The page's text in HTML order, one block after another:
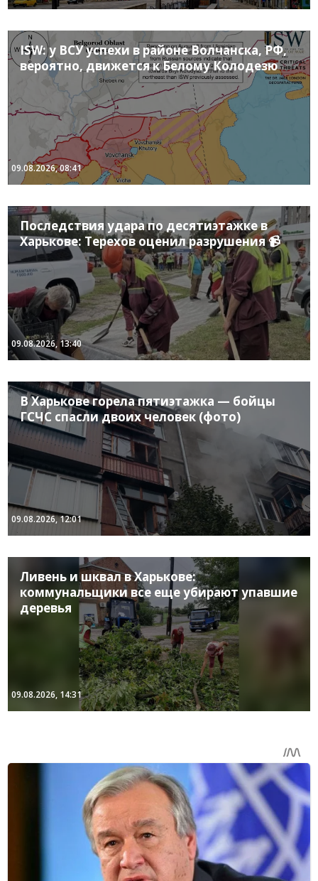
ISW: у ВСУ успехи в районе Волчанска, РФ,
вероятно, движется к Белому Колодезю
09.08.2026, 08:41
Последствия удара по десятиэтажке в
Харькове: Терехов оценил разрушения 📹
09.08.2026, 13:40
В Харькове горела пятиэтажка — бойцы
ГСЧС спасли двоих человек (фото)
09.08.2026, 12:01
Ливень и шквал в Харькове:
коммунальщики все еще убирают упавшие
деревья
09.08.2026, 14:31